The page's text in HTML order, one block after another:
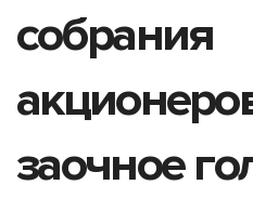
собрания
заочное